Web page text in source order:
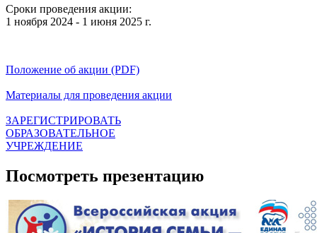
Сроки проведения акции:
1 ноября 2024 - 1 июня 2025 г.
Положение об акции (PDF)
Материалы для проведения акции
ЗАРЕГИСТРИРОВАТЬ
ОБРАЗОВАТЕЛЬНОЕ
УЧРЕЖДЕНИЕ
Посмотреть презентацию